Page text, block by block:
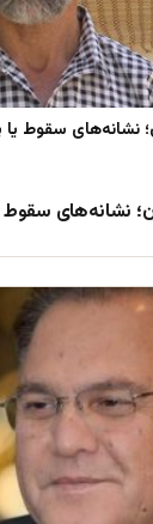
نشانه‌های سقوط